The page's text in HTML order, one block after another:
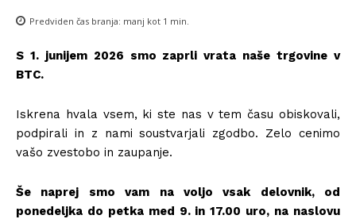
Predviden čas branja: manj kot 1 min.
S 1. junijem 2026 smo zaprli vrata naše trgovine v
BTC.
Iskrena hvala vsem, ki ste nas v tem času obiskovali,
podpirali in z nami soustvarjali zgodbo. Zelo cenimo
vašo zvestobo in zaupanje.
Še naprej smo vam na voljo vsak delovnik, od
ponedeljka do petka med 9. in 17.00 uro, na naslovu